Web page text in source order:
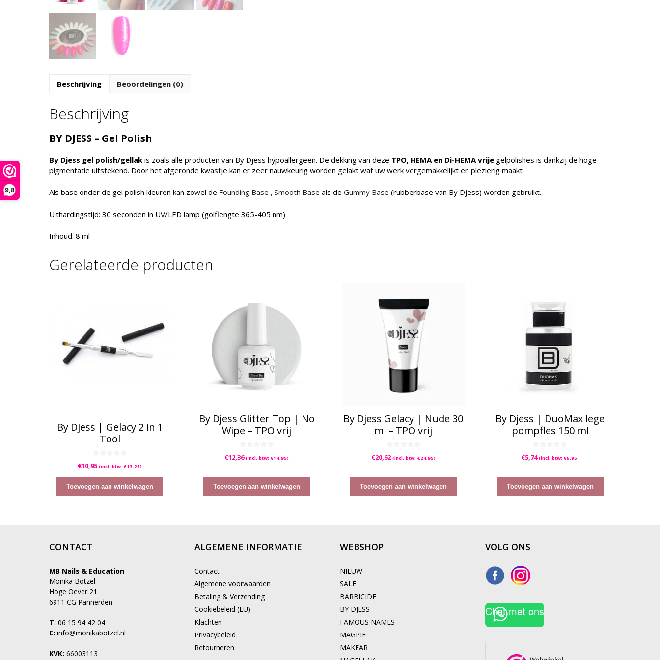
9,8
Beschrijving Beoordelingen (0)
Beschrijving
BY DJESS – Gel Polish
By Djess gel polish/gellakis zoals alle producten van By Djess hypoallergeen. De dekking van deze TPO, HEMA en Di-HEMA vrijegelpolishes is dankzij de hoge
pigmentatie uitstekend. Door het afgeronde kwastje kan er zeer nauwkeurig worden gelakt wat uw werk vergemakkelijkt en plezierig maakt.
Als base onder de gel polish kleuren kan zowel de Founding Base , Smooth Base als de Gummy Base (rubberbase van By Djess) worden gebruikt.
Uithardingstijd: 30 seconden in UV/LED lamp (golflengte 365-405 nm)
Inhoud: 8 ml
Gerelateerde producten
By Djess | Gelacy 2 in 1
Tool
v
5
€10,95 (incl. btw:€13,25)
Toevoegen aan winkelwagen
By Djess Glitter Top | No
Wipe – TPO vrij
v
5
€12,36 (incl. btw:€14,95)
Toevoegen aan winkelwagen
By Djess Gelacy | Nude 30
ml – TPO vrij
v
5
€20,62 (incl. btw: €24,95)
Toevoegen aan winkelwagen
By Djess | DuoMax lege
pompfles 150 ml
v
5
€5,74 (incl. btw:€6,95)
Toevoegen aan winkelwagen
CONTACT
MB Nails & Education
Monika Bötzel
Hoge Oever 21
6911 CG Pannerden
T: 06 15 94 42 04
E: info@monikabotzel.nl
KVK: 66003113
ALGEMENE INFORMATIE
Contact
Algemene voorwaarden
Betaling & Verzending
Cookiebeleid (EU)
Klachten
Privacybeleid
Retourneren
WEBSHOP
NIEUW
SALE
BARBICIDE
BY DJESS
FAMOUS NAMES
MAGPIE
MAKEAR
VOLG ONS
Chat met ons